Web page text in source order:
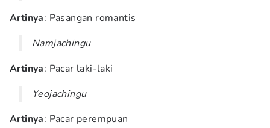
Artinya: Pasangan romantis
Namjachingu
Artinya: Pacar laki-laki
Yeojachingu
Artinya: Pacar perempuan